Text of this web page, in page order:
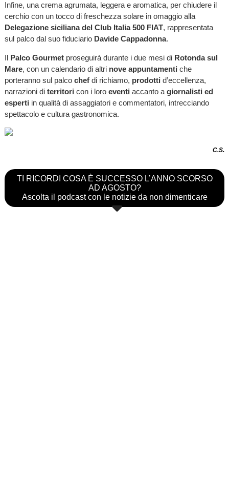
Infine, una crema agrumata, leggera e aromatica, per chiudere il
cerchio con un tocco di freschezza solare in omaggio alla
Delegazione siciliana del Club Italia 500 FIAT, rappresentata
sul palco dal suo fiduciario Davide Cappadonna.
Il Palco Gourmetproseguirà durante i due mesi di Rotonda sul
Mare, con un calendario di altri nove appuntamenti che
porteranno sul palco chefdi richiamo, prodotti d’eccellenza,
narrazioni di territori con i loro eventi accanto a giornalisti ed
esperti in qualità di assaggiatori e commentatori, intrecciando
spettacolo e cultura gastronomica.
C.S.
TI RICORDI COSA È SUCCESSO L’ANNO SCORSO
AD AGOSTO?
Ascolta il podcast con le notizie da non dimenticare